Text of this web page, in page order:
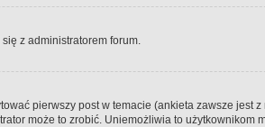
z administratorem forum.
pierwszy post w temacie (ankieta zawsze jest
może to zrobić. Uniemożliwia to użytkownikom